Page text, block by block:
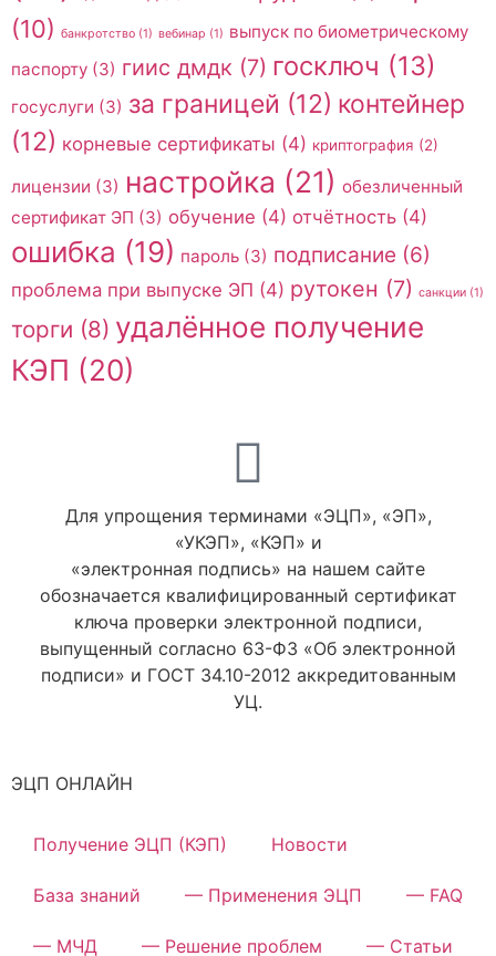
(10) банкротство (1) вебинар (1) выпуск по биометрическому
паспорту (3) гиис дмдк (7) госключ (13)
госуслуги (3) за границей (12) контейнер
(12) корневые сертификаты (4) криптография (2)
лицензии (3) настройка (21) обезличенный
сертификат ЭП (3) обучение (4) отчётность (4)
ошибка (19) пароль (3) подписание (6)
проблема при выпуске ЭП (4) рутокен (7) санкции (1)
торги (8) удалённое получение
КЭП (20)
Для упрощения терминами «ЭЦП», «ЭП»,
«УКЭП», «КЭП» и
«электронная подпись» на нашем сайте
обозначается квалифицированный сертификат
ключа проверки электронной подписи,
выпущенный согласно 63-ФЗ «Об электронной
подписи» и ГОСТ 34.10-2012 аккредитованным
УЦ.
ЭЦП ОНЛАЙН
Получение ЭЦП (КЭП) Новости
База знаний — Применения ЭЦП — FAQ
— МЧД — Решение проблем — Статьи